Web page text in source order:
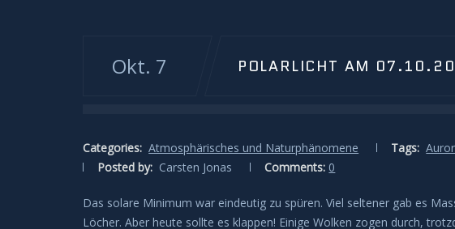
Okt. 7 POLARLICHT AM
Categories: Atmosphärisches und Naturphänomene Tags:
Posted by: Carsten Jonas Comments: 0
Das solare Minimum war eindeutig zu spüren. Viel seltener gab es
Löcher. Aber heute sollte es klappen! Einige Wolken zogen durch,